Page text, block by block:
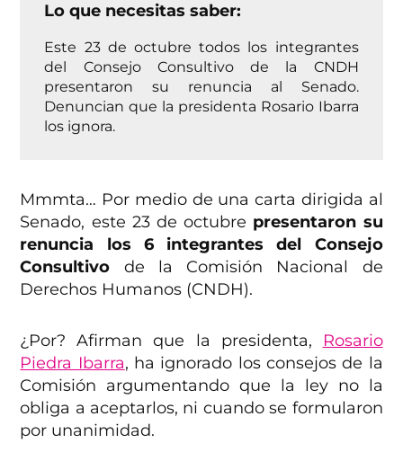
Lo que necesitas saber:
Este 23 de octubre todos los integrantes
del Consejo Consultivo de la CNDH
presentaron su renuncia al Senado.
Denuncian que la presidenta Rosario Ibarra
los ignora.
Mmmta… Por medio de una carta dirigida al
Senado, este 23 de octubre presentaron su
renuncia los 6 integrantes del Consejo
Consultivo de la Comisión Nacional de
Derechos Humanos (CNDH).
¿Por? Afirman que la presidenta,
Rosario
Piedra Ibarra, ha ignorado los consejos de la
Comisión argumentando que la ley no la
obliga a aceptarlos, ni cuando se formularon
por unanimidad.